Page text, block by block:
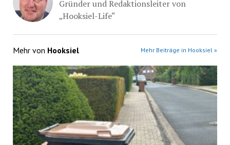
Gründer und Redaktionsleiter von
„Hooksiel-Life“
Mehr von Hooksiel Mehr Beiträge in Hooksiel »